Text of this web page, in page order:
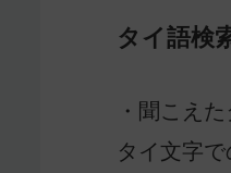
タイ語検
・聞こえ
タイ文字で